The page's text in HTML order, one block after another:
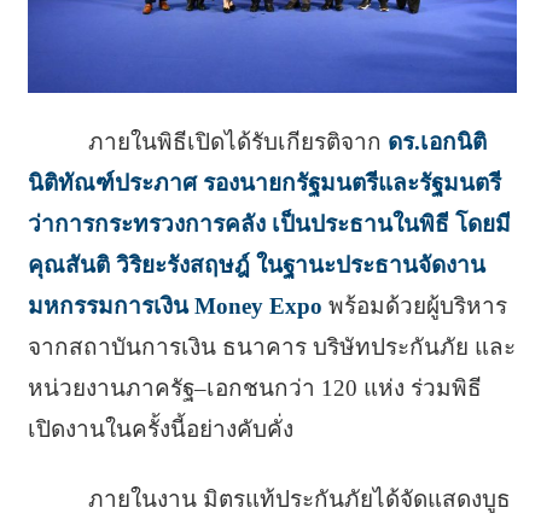
ภายในพิธีเปิดได้รับเกียรติจาก ดร.เอกนิติ
นิติทัณฑ์ประภาศ รองนายกรัฐมนตรีและรัฐมนตรี
ว่าการกระทรวงการคลัง เป็นประธานในพิธี โดยมี
คุณสันติ วิริยะรังสฤษฎ์ ในฐานะประธานจัดงาน
มหกรรมการเงิน Money Expo พร้อมด้วยผู้บริหาร
จากสถาบันการเงิน ธนาคาร บริษัทประกันภัย และ
หน่วยงานภาครัฐ–เอกชนกว่า 120 แห่ง ร่วมพิธี
เปิดงานในครั้งนี้อย่างคับคั่ง
ภายในงาน มิตรแท้ประกันภัยได้จัดแสดงบูธ